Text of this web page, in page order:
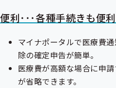
便利･･･各種手続きも便
マイナポータルで医療費
除の確定申告が簡単。
医療費が高額な場合に申
が省略できます。